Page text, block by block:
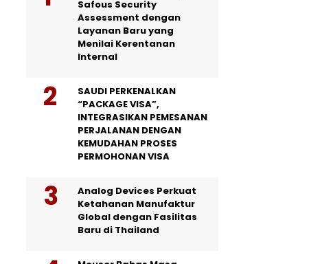
Safous Security
Assessment dengan
Layanan Baru yang
Menilai Kerentanan
Internal
SAUDI PERKENALKAN
“PACKAGE VISA”,
INTEGRASIKAN PEMESANAN
PERJALANAN DENGAN
KEMUDAHAN PROSES
PERMOHONAN VISA
Analog Devices Perkuat
Ketahanan Manufaktur
Global dengan Fasilitas
Baru di Thailand